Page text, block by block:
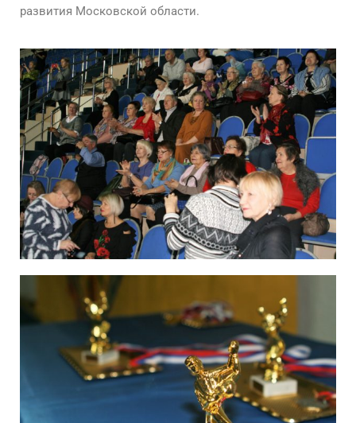
развития Московской области.